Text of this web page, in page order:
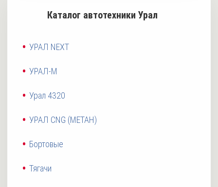
Каталог автотехники Урал
УРАЛ NEXT
УРАЛ-М
Урал 4320
УРАЛ CNG (МЕТАН)
Бортовые
Тягачи